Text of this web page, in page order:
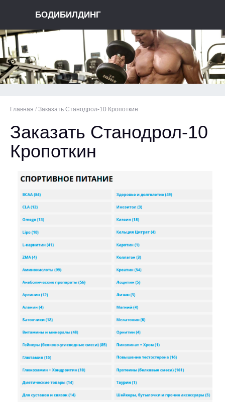
БОДИБИЛДИНГ
Главная / Заказать Станодрол-10 Кропоткин
Заказать Станодрол-10
Кропоткин